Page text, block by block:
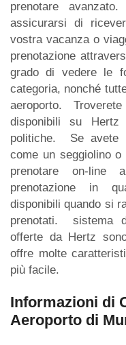
prenotare
assicurarsi di
vostra vacanza o
prenotazione
grado di vedere le
categoria, nonché
aeroporto.
disponibili su
politiche. Se avete
come un seggiolino
prenotare on-line
prenotazione in
disponibili quando si
prenotati. sistema
offerte da Hertz
offre molte
più facile.
Informazioni di
Aeroporto di